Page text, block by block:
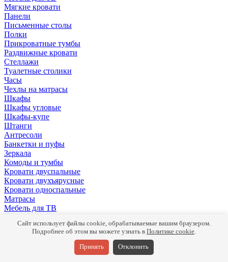
Мягкие кровати
Панели
Письменные столы
Полки
Прикроватные тумбы
Раздвижные кровати
Стеллажи
Туалетные столики
Часы
Чехлы на матрасы
Шкафы
Шкафы угловые
Шкафы-купе
Штанги
Антресоли
Банкетки и пуфы
Зеркала
Комоды и тумбы
Кровати двуспальные
Кровати двухъярусные
Кровати односпальные
Матрасы
Мебель для ТВ
Письменные столы
Подушки
Прикроватные тумбы
Сайт использует файлы cookie, обрабатываемые вашим браузером.
Подробнее об этом вы можете узнать в Политике cookie.
Принять Отклонить